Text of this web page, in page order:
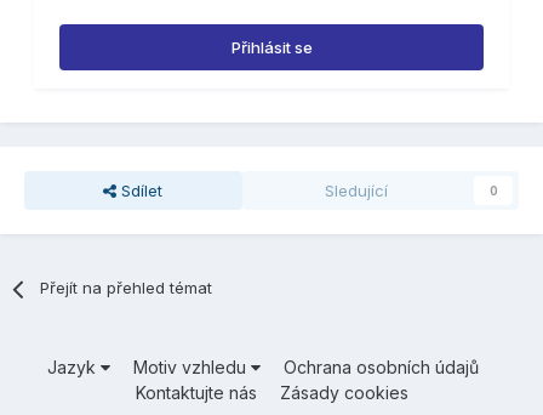
Přihlásit se
Sdílet Sledující 0
Přejít na přehled témat
Jazyk Motiv vzhledu
Ochrana osobních údajů
Kontaktujte nás
Zásady cookies